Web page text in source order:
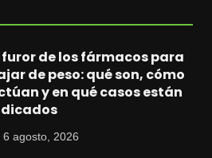
furor de los fármacos para
de peso: qué son, cómo
y en qué casos están
6 agosto, 2026